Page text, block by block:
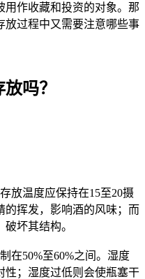
用作收藏和投资的对象。那
放过程中又需要注意哪些事
吗？
温度应保持在15至20摄
的挥发，影响酒的风味；而
坏其结构。
50%至60%之间。湿度
性；湿度过低则会使瓶塞干